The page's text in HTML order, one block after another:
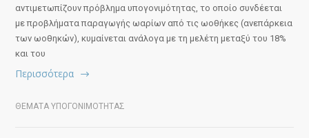
αντιμετωπίζουν πρόβλημα υπογονιμότητας, το οποίο συνδέεται
με προβλήματα παραγωγής ωαρίων από τις ωοθήκες (ανεπάρκεια
των ωοθηκών), κυμαίνεται ανάλογα με τη μελέτη μεταξύ του 18%
και του
Περισσότερα
ΘΕΜΑΤΑ ΥΠΟΓΟΝΙΜΟΤΗΤΑΣ